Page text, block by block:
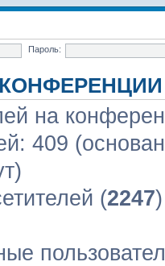
Пароль:
на
409
(2247